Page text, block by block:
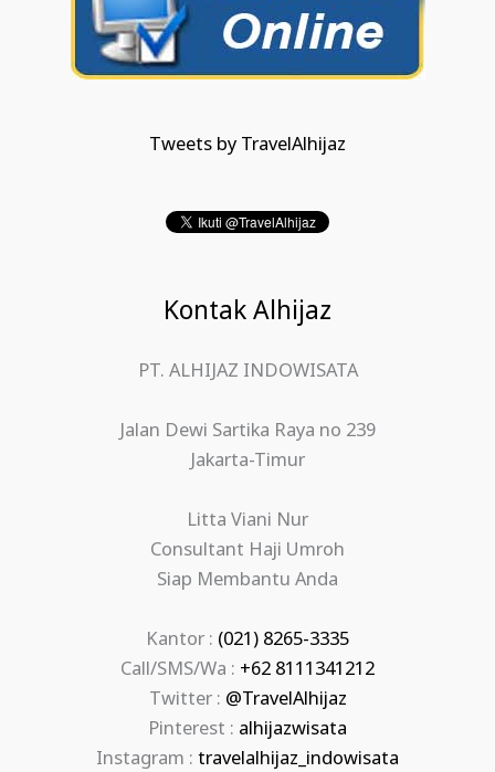
Tweets by TravelAlhijaz
Kontak Alhijaz
PT. ALHIJAZ INDOWISATA
Jalan Dewi Sartika Raya no 239
Jakarta-Timur
Litta Viani Nur
Consultant Haji Umroh
Siap Membantu Anda
Kantor : (021) 8265-3335
Call/SMS/Wa : +62 8111341212
Twitter : @TravelAlhijaz
Pinterest : alhijazwisata
Instagram : travelalhijaz_indowisata